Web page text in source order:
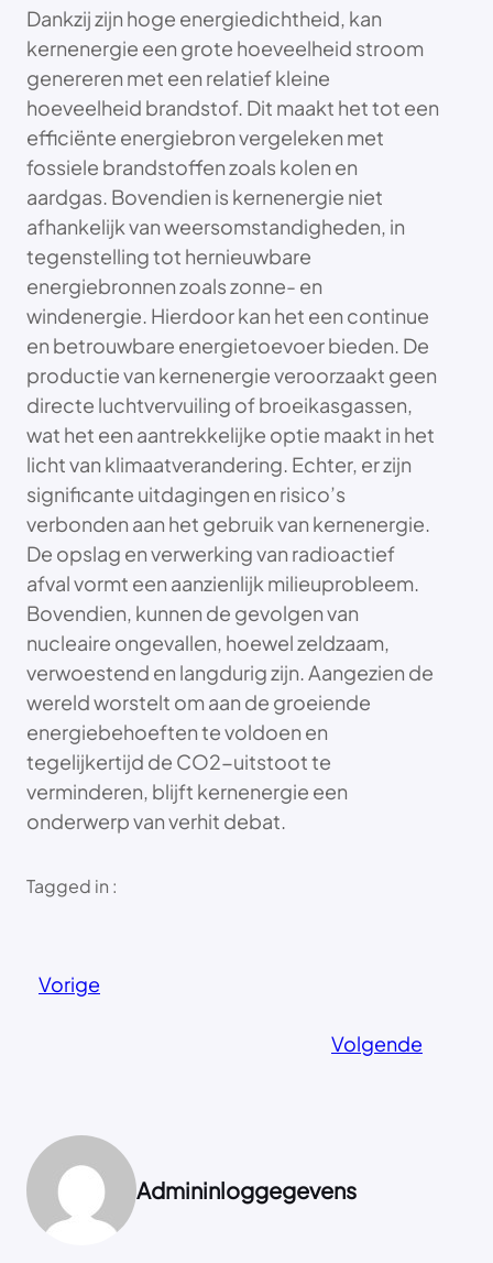
Dankzij zijn hoge energiedichtheid, kan
kernenergie een grote hoeveelheid stroom
genereren met een relatief kleine
hoeveelheid brandstof. Dit maakt het tot een
efficiënte energiebron vergeleken met
fossiele brandstoffen zoals kolen en
aardgas. Bovendien is kernenergie niet
afhankelijk van weersomstandigheden, in
tegenstelling tot hernieuwbare
energiebronnen zoals zonne- en
windenergie. Hierdoor kan het een continue
en betrouwbare energietoevoer bieden. De
productie van kernenergie veroorzaakt geen
directe luchtvervuiling of broeikasgassen,
wat het een aantrekkelijke optie maakt in het
licht van klimaatverandering. Echter, er zijn
significante uitdagingen en risico’s
verbonden aan het gebruik van kernenergie.
De opslag en verwerking van radioactief
afval vormt een aanzienlijk milieuprobleem.
Bovendien, kunnen de gevolgen van
nucleaire ongevallen, hoewel zeldzaam,
verwoestend en langdurig zijn. Aangezien de
wereld worstelt om aan de groeiende
energiebehoeften te voldoen en
tegelijkertijd de CO2-uitstoot te
verminderen, blijft kernenergie een
onderwerp van verhit debat.
Tagged in :
Vorige
Volgende
Admininloggegevens